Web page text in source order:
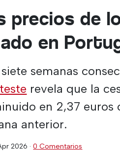
precios de
en
siete semanas
revela que la
en 2,37 euros
anterior.
2026 ·0 Comentarios